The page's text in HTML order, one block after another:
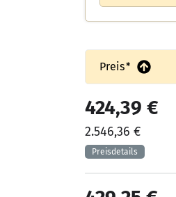
Preis*
424,39 €
2.546,36 €